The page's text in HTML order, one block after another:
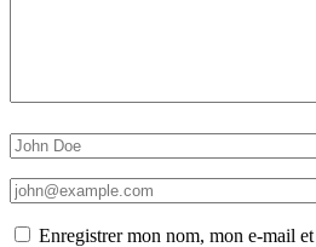
Enregistrer mon nom, mon e-mail